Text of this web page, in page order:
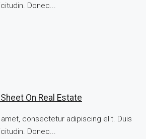
Donec...
On Real Estate
consectetur adipiscing elit. Duis
Donec...